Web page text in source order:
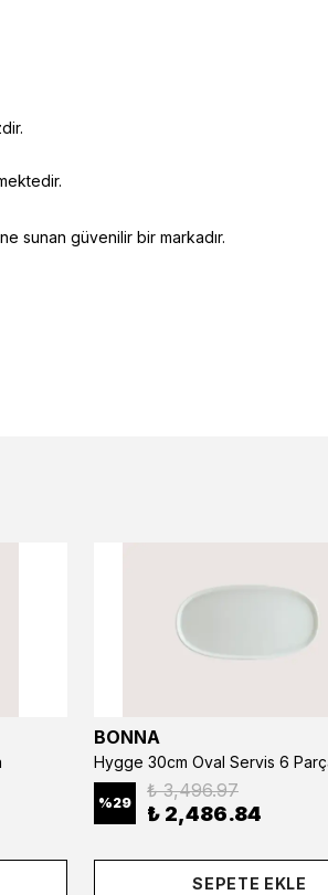
sunan güvenilir bir markadır.
BONNA
Hygge 30cm Oval Servis 6
%29
₺ 3,496.97
₺ 2,486.84
SEPETE EKLE